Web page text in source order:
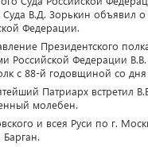
В.Д. Зорькин объявил
Федерации.
Президентского
Федерации В.В.
с 88-й годовщиной со
Патриарх встретил
молебен.
и всея Руси по г.